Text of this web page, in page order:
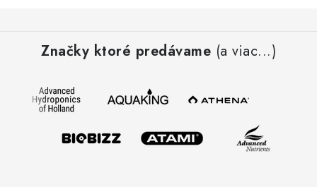
Značky ktoré predávame (a viac...)